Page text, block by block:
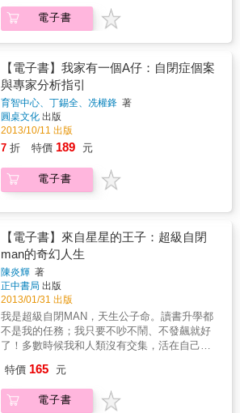
間的河流，我順流而下，看到了過去的淚水，
也吸到奮鬥的勇氣。這股歷史的河流，推著人
類的神經學發展前進，載著所謂『正常』和
&mdash;&mdash;宋家瑩，台灣肯納基金會執
行董事、萬芳醫院神經內科主治醫師 & 「醫學
新知是一步一步累積調整而來，但是非專業人
士少有能夠持續追蹤它的演變，而不漏失重要
環節的，他們也因此可能錯失了正確認識它們
的機會，這本書的一大重要性就是在此。我有
書敘述了ASD診斷的詳盡演進史，讓我能夠拼
湊原本零碎的學習過程，重新整合建構自身的
從普遍受到誤解，轉變為漸獲理解乃至有更多
人接納的縮影。能夠推薦這本書讓更多人知道
它，不用走我當初走過的辛苦路程，我深感榮
幸。」&mdash;&mdash;卓惠珠，「幫助高功
能自閉與亞斯柏格」粉絲頁站長 & 「希伯曼窮
盡心力，兼顧史料、個案、學術及民間等多種
視角，拼出人類探索「自閉」的歷程。他熨平
歷史的皺摺，讓人看清原本是人類珍貴遺產的
特質，由於部分專家狹私或專斷，控制「何為
病態」的詮釋權，致使整個國度墮入暗黑逾
七、八十年，也讓無數家庭與孩童被迫走入死
胡同。 作者極細緻又犀利的帶我們走過這些醜
陋、錯誤、震撼、美麗、驚奇的軌跡，好一層
一層拆掉築在你我身邊的高牆，讓我們看見那
更幫助患者善用自己的優點。如此，患者就不
會被不斷改版的《精神疾病診斷與統計手冊》
貼上不斷變換的標籤。擺脫標籤、認出每個人
找到有意義的工作、活出最滿意的人生。 我們
要如何辨認出優點？其中一個方法是，應用我
提出的三種思考模式：圖像思考者、模式思考
者和語言思考者。我相信，這個方法可以從根
本幫助自閉症患者的教育和就業機會。
&mdash;&mdash;天寶博士 本書特色 ★國內第
的大腦掃瞄圖片，向讀者解說自閉症的大腦與
常人的相異處，以及最新的基因研究。
幫助自閉症孩子自然學習。 作者有信心，本書
將協助你成為更有效能的家長、玩伴和孩子的
星好評推薦 自閉症研究先驅合力撰寫令人鼓舞
的教養指南，將最先進、最優質的科學證據轉
化為切實可行的理念和做法： & &bull;自閉症
孩子和一般孩子一樣，每分鐘都可以學習：無
論是遊戲、洗澡、用餐──真的就是你與孩子共
處的任何時間──都能協助孩子溝通和學習。 &
&bull;穩步慢行才能成為最後的贏家：跟隨孩子
的興趣，耐心地一步一步慢慢來，安排好玩、
有趣的活動，本書介紹的方法將提供家長和孩
子愉快的教養經驗。 & &bull;不需額外投入更
多時間：父母（以及所有照顧者）以日常生活
方式來實踐，不需要特別的設備，也不需規劃
特別的「教學」時間。 & &bull;不論「外在」
的治療多麼密集，最能夠提供最多語言學習機
會的還是家長：家長最了解自己的孩子，有強
烈的動機想要幫助孩子，本書提供的工具幫助
親子持續教學相長，家長將體驗到看著孩子逐
步學會新技能的喜悅。 & &bull;家長在孩子身
上運用介入策略，能夠做得和受過訓練的治療
的學習、遊戲、溝通、社交能力，改善行為問
題，自己也比較快樂並減輕壓力。
電子書
【電子書】我家有一個A仔：自閉症個案
與專家分析指引
育智中心、丁錫全、冼權鋒 著
圓桌文化 出版
2013/10/11 出版
7 折 特價 189 元
電子書
【電子書】來自星星的王子：超級自閉
man的奇幻人生
陳炎輝 著
正中書局 出版
2013/01/31 出版
我是超級自閉MAN，天生公子命。讀書升學都
不是我的任務；我只要不吵不鬧、不發飆就好
了！多數時候我和人類沒有交集，活在自己的
都覺得我很奇怪，不過我不怕也不在意，因為
我是超級自閉MAN！作者夫婦育有一對特殊的
子女，一個資質聰穎，正朝向牙醫師之路努
特價 165 元
電子書